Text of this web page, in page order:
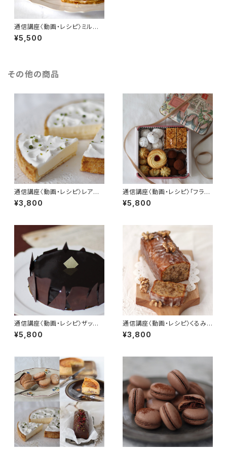
通信講座〈動画・レシピ〉ミルク
レープ
¥5,500
その他の商品
通信講座〈動画・レシピ〉レアチ
ーズケーキ
¥3,800
通信講座〈動画・レシピ〉｢フラン
スクッキー缶Ⅱ」
¥5,800
通信講座〈動画・レシピ〉ザッハト
ルテ
¥5,800
通信講座〈動画・レシピ〉くるみ
のパウンド
¥3,800